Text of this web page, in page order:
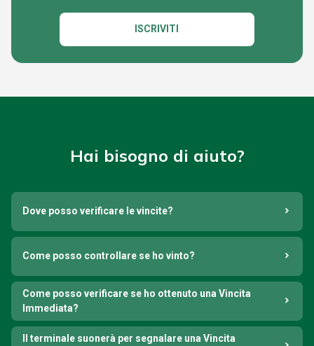
ISCRIVITI
Hai bisogno di aiuto?
Dove posso verificare le vincite?
Come posso controllare se ho vinto?
Come posso verificare se ho ottenuto una Vincita
Immediata?
Il terminale suonerà per segnalare una Vincita